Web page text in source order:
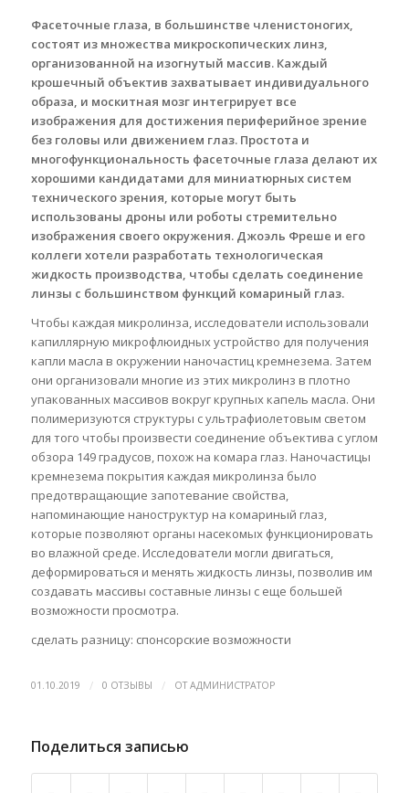
Фасеточные глаза, в большинстве членистоногих,
состоят из множества микроскопических линз,
организованной на изогнутый массив. Каждый
крошечный объектив захватывает индивидуального
образа, и москитная мозг интегрирует все
изображения для достижения периферийное зрение
без головы или движением глаз. Простота и
многофункциональность фасеточные глаза делают их
хорошими кандидатами для миниатюрных систем
технического зрения, которые могут быть
использованы дроны или роботы стремительно
изображения своего окружения. Джоэль Фреше и его
коллеги хотели разработать технологическая
жидкость производства, чтобы сделать соединение
линзы с большинством функций комариный глаз.
Чтобы каждая микролинза, исследователи использовали
капиллярную микрофлюидных устройство для получения
капли масла в окружении наночастиц кремнезема. Затем
они организовали многие из этих микролинз в плотно
упакованных массивов вокруг крупных капель масла. Они
полимеризуются структуры с ультрафиолетовым светом
для того чтобы произвести соединение объектива с углом
обзора 149 градусов, похож на комара глаз. Наночастицы
кремнезема покрытия каждая микролинза было
предотвращающие запотевание свойства,
напоминающие наноструктур на комариный глаз,
которые позволяют органы насекомых функционировать
во влажной среде. Исследователи могли двигаться,
деформироваться и менять жидкость линзы, позволив им
создавать массивы составные линзы с еще большей
возможности просмотра.
сделать разницу: спонсорские возможности
01.10.2019 / 0 ОТЗЫВЫ / ОТАДМИНИСТРАТОР
Поделиться записью